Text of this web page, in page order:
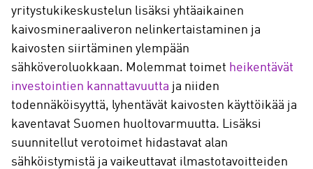
yritystukikeskustelun lisäksi yhtäaikainen
kaivosmineraaliveron nelinkertaistaminen ja
kaivosten siirtäminen ylempään
sähköveroluokkaan. Molemmat toimet heikentävät
investointien kannattavuutta ja niiden
todennäköisyyttä, lyhentävät kaivosten käyttöikää ja
kaventavat Suomen huoltovarmuutta. Lisäksi
suunnitellut verotoimet hidastavat alan
sähköistymistä ja vaikeuttavat ilmastotavoitteiden